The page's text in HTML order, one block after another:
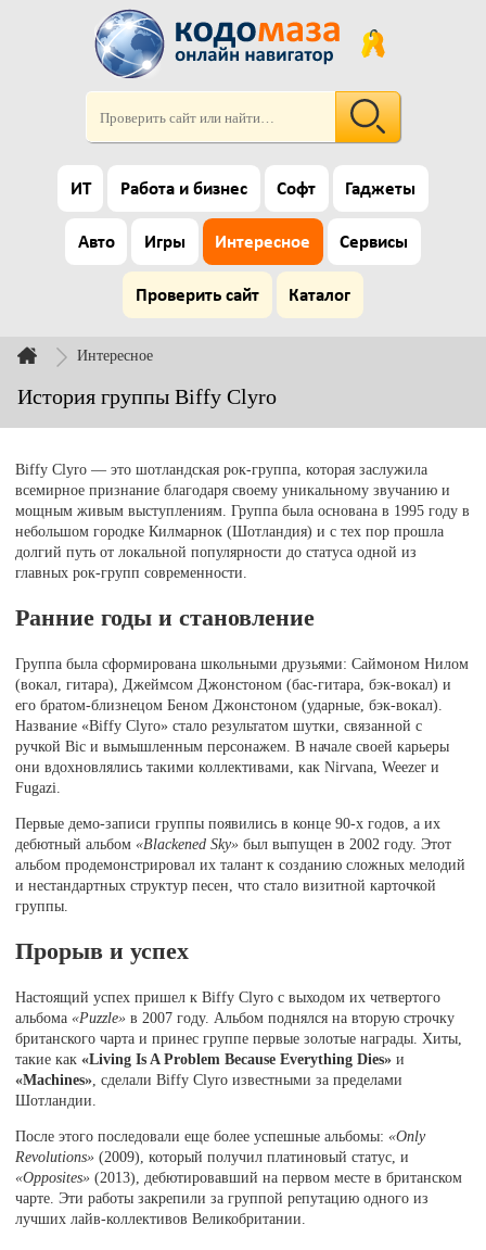
ИТ Работа и бизнес Софт Гаджеты
Авто Игры Интересное Сервисы
Проверить сайт Каталог
Интересное
История группы Biffy Clyro
Biffy Clyro — это шотландская рок-группа, которая заслужила
всемирное признание благодаря своему уникальному звучанию и
мощным живым выступлениям. Группа была основана в 1995 году в
небольшом городке Килмарнок (Шотландия) и с тех пор прошла
долгий путь от локальной популярности до статуса одной из
главных рок-групп современности.
Ранние годы и становление
Группа была сформирована школьными друзьями: Саймоном Нилом
(вокал, гитара), Джеймсом Джонстоном (бас-гитара, бэк-вокал) и
его братом-близнецом Беном Джонстоном (ударные, бэк-вокал).
Название «Biffy Clyro» стало результатом шутки, связанной с
ручкой Bic и вымышленным персонажем. В начале своей карьеры
они вдохновлялись такими коллективами, как Nirvana, Weezer и
Fugazi.
Первые демо-записи группы появились в конце 90-х годов, а их
дебютный альбом«Blackened Sky» был выпущен в 2002 году. Этот
альбом продемонстрировал их талант к созданию сложных мелодий
и нестандартных структур песен, что стало визитной карточкой
группы.
Прорыв и успех
Настоящий успех пришел к Biffy Clyro с выходом их четвертого
альбома«Puzzle» в 2007 году. Альбом поднялся на вторую строчку
британского чарта и принес группе первые золотые награды. Хиты,
такие как«Living Is A Problem Because Everything Dies» и
«Machines» , сделали Biffy Clyro известными за пределами
Шотландии.
После этого последовали еще более успешные альбомы:«Only
Revolutions» (2009), который получил платиновый статус, и
«Opposites» (2013), дебютировавший на первом месте в британском
чарте. Эти работы закрепили за группой репутацию одного из
лучших лайв-коллективов Великобритании.